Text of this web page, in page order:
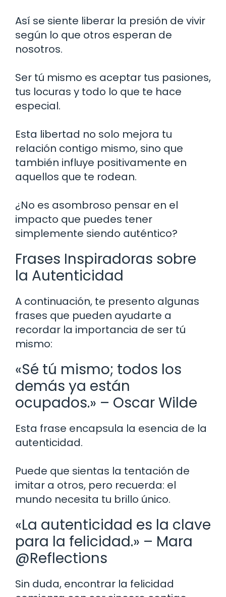
Así se siente liberar la presión de vivir
según lo que otros esperan de
nosotros.
Ser tú mismo es aceptar tus pasiones,
tus locuras y todo lo que te hace
especial.
Esta libertad no solo mejora tu
relación contigo mismo, sino que
también influye positivamente en
aquellos que te rodean.
¿No es asombroso pensar en el
impacto que puedes tener
simplemente siendo auténtico?
Frases Inspiradoras sobre
la Autenticidad
A continuación, te presento algunas
frases que pueden ayudarte a
recordar la importancia de ser tú
mismo:
«Sé tú mismo; todos los
demás ya están
ocupados.» – Oscar Wilde
Esta frase encapsula la esencia de la
autenticidad.
Puede que sientas la tentación de
imitar a otros, pero recuerda: el
mundo necesita tu brillo único.
«La autenticidad es la clave
para la felicidad.» – Mara
@Reflections
Sin duda, encontrar la felicidad